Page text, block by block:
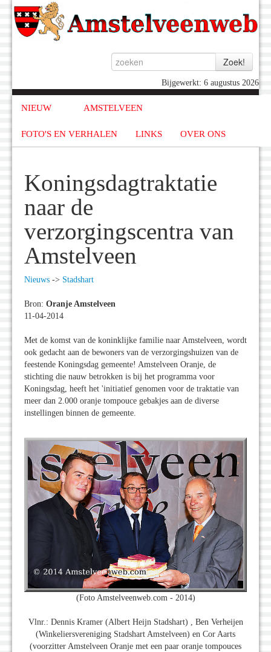
Bijgewerkt: 6 augustus 2026
NIEUW AMSTELVEEN
FOTO'S EN VERHALEN LINKS OVER ONS
Koningsdagtraktatie
naar de
verzorgingscentra van
Amstelveen
Nieuws -> Stadshart
Bron: Oranje Amstelveen
11-04-2014
Met de komst van de koninklijke familie naar Amstelveen, wordt
ook gedacht aan de bewoners van de verzorgingshuizen van de
feestende Koningsdag gemeente! Amstelveen Oranje, de
stichting die nauw betrokken is bij het programma voor
Koningsdag, heeft het 'initiatief genomen voor de traktatie van
meer dan 2.000 oranje tompouce gebakjes aan de diverse
instellingen binnen de gemeente.
(Foto Amstelveenweb.com - 2014)
Vlnr.: Dennis Kramer (Albert Heijn Stadshart) , Ben Verheijen
(Winkeliersvereniging Stadshart Amstelveen) en Cor Aarts
(voorzitter Amstelveen Oranje met een paar oranje tompouces